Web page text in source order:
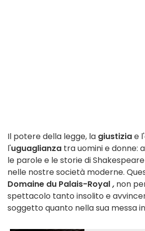
Il potere della legge, la giustiziae
l'uguaglianza tra uomini e donne:
le parole e le storie di
nelle nostre società moderne.
Domaine du Palais-Royal, non
spettacolo tanto insolito e
soggetto quanto nella sua messa